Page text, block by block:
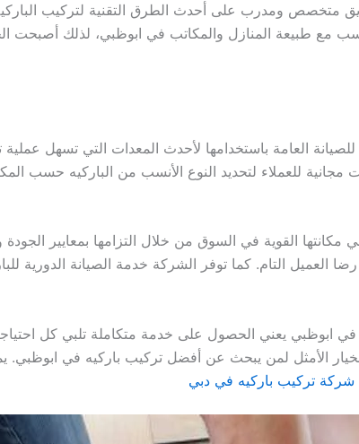
متخصص ومدرب على أحدث الطرق التقنية لتركيب
مع طبيعة المنازل والمكاتب في ابوظبي، لذلك أصبحت
للصيانة العامة باستخدامها لأحدث المعدات التي تسهل
للعملاء لتحديد النوع الأنسب من الباركيه حسب
القوية في السوق من خلال التزامها بمعايير
العميل التام. كما توفر الشركة خدمة الصيانة الدورية
ابوظبي يعني الحصول على خدمة متكاملة تلبي كل
الأمثل لمن يبحث عن أفضل تركيب باركيه في ابوظبي.
شركة تركيب باركيه في دبي